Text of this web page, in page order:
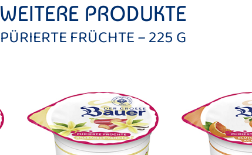
WEITERE PRODUKTE
PÜRIERTE FRÜCHTE – 225 G